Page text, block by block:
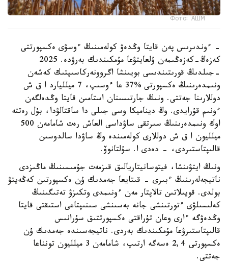
Фото: АШМ
- ءوندىرىس پەن قايتا وڭدەۋ كولەمىنىڭ ءوسۋى ەكسپورتتى
كەزەڭ-كەزەڭىمەن ۇلعايتۋعا مۇمكىندىك بەرۋدە. 2025
-جىلدىڭ قورىتىندىسى بويىنشا اگروونەركاسىپتىك كەشەن
ونىمدەرىنىڭ ەكسپورتى %37 عا ءوسىپ، 7 ميلليارد ا ق ش
دوللارىنا جەتتى. ونىڭ جارتىسىنان استامىن قايتا وڭدەلگەن
ءونىم قۇرايدى. وڭ ديناميكا وسى جىلى دا ساقتالۋدا، بۇل رەتتە
اوك ونىمدەرىنىڭ سىرتقى ساۋداسى العاش رەت شامامەن 500
ميلليون ا ق ش دوللارى كولەمىندە وڭ ساۋدا سالدوسىن
قالىپتاستىردى، - دەدى ا. سۇلتانوۆ.
ونىڭ ايتۋىنشا، فيتوسانيتاريالىق قىزمەت جۇمىسىنىڭ ماڭىزدى
ناتيجەلەرىنىڭ ءبىرى - قىتايعا جەمدىك ۇن ەكسپورتىن كەڭەيتۋ
بولدى. قويىلاتىن تالاپتار مەن ءونىمدى وتكىزۋ تەتىگىنىڭ
كەلىسىلۋى ءتورتىنشى جانە بەسىنشى سىنىپتاعى استىقتى قايتا
وڭدەۋگە ءارى وعان تۇراقتى ەكسپورتتىق سۇرانىس
قالىپتاستىرۋعا مۇمكىندىك بەردى. ناتيجەسىندە جەمدىك ۇن
ەكسپورتى 2,4 ەسەگە ارتىپ، شامامەن 3 ميلليون تونناعا
جەتتى.